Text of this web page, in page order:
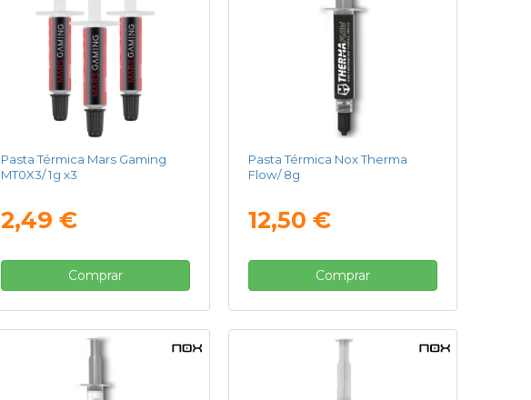
Pasta Térmica Mars Gaming
MT0X3/ 1g x3
2,49 €
Comprar
Pasta Térmica Nox Therma
Flow/ 8g
12,50 €
Comprar